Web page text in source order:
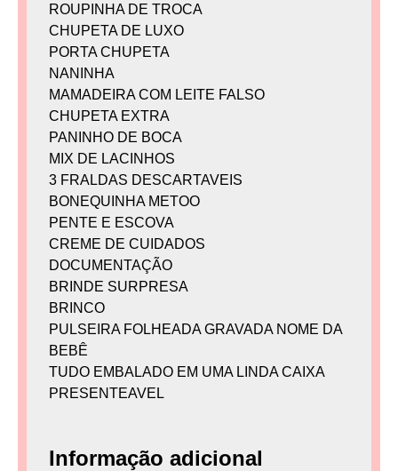
ROUPINHA DE TROCA
CHUPETA DE LUXO
PORTA CHUPETA
NANINHA
MAMADEIRA COM LEITE FALSO
CHUPETA EXTRA
PANINHO DE BOCA
MIX DE LACINHOS
3 FRALDAS DESCARTAVEIS
BONEQUINHA METOO
PENTE E ESCOVA
CREME DE CUIDADOS
DOCUMENTAÇÃO
BRINDE SURPRESA
BRINCO
PULSEIRA FOLHEADA GRAVADA NOME DA
BEBÊ
TUDO EMBALADO EM UMA LINDA CAIXA
PRESENTEAVEL
Informação adicional